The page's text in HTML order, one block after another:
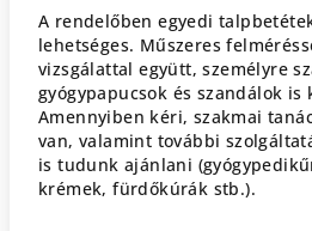
A rendelőben egyedi
lehetséges. Műszeres
vizsgálattal együtt, személyre
gyógypapucsok és szandálok is
Amennyiben kéri, szakmai
van, valamint további
is tudunk ajánlani
krémek, fürdőkúrák stb.).